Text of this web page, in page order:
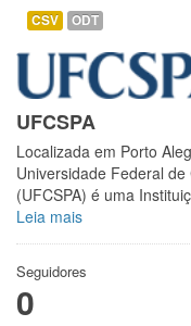
CSV ODT
UFCSPA
Localizada em Porto
Universidade Federal
(UFCSPA) é uma
Leia mais
Seguidores
0